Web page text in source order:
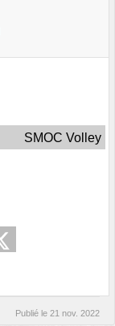
SMOC Volley
Publié le 21 nov. 2022